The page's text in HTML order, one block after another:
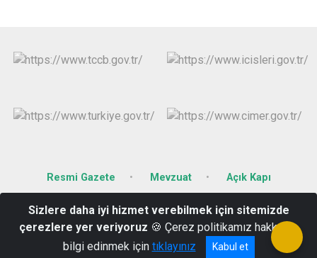
Resmi Gazete Mevzuat Açık Kapı
Karacaibrahim Mahallesi Mecidiye Sokak No:67 KIRKLARELİ
0288 214 12 14
Sizlere daha iyi hizmet verebilmek için sitemizde
çerezlere yer veriyoruz 🍪 Çerez politikamız hakkında
bilgi edinmek için tıklayınız Kabul et